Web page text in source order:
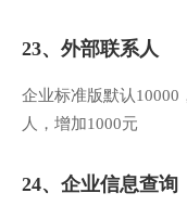
23、外部联系人
企业标准版默认10000
人，增加1000元
24、企业信息查询